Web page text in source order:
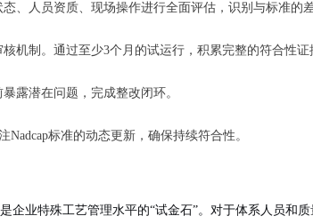
、人员资质、现场操作进行全面评估，识别与标准的差
机制。通过至少3个月的试运行，积累完整的符合性证
露潜在问题，完成整改闭环。
标准的动态更新，确保持续符合性。
企业特殊工艺管理水平的“试金石”。对于体系人员